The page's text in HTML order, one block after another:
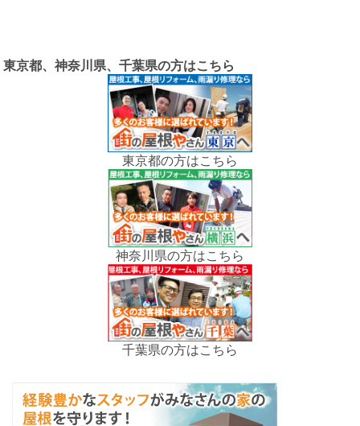
東京都、神奈川県、千葉県の方はこちら
東京都の方はこちら
神奈川県の方はこちら
千葉県の方はこちら